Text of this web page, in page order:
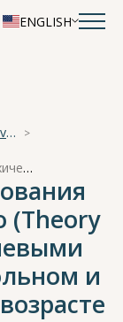
ENGLISH
National Scientific Conference “The Imperative of Academician A. A. Ukhtomsky - the Brain and its Self-Cognition”
Особенность формирования модели психического (Theory of mind) у детей с речевыми проблемами в дошкольном и младшем школьном возрасте
(Theory
и